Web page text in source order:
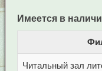
Имеется в
Читальный зал